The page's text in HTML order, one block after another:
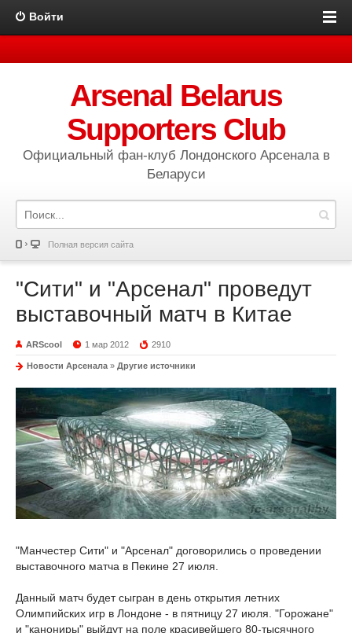
Войти
Arsenal Belarus
Supporters Club
Официальный фан-клуб Лондонского Арсенала в
Беларуси
Полная версия сайта
"Сити" и "Арсенал" проведут
выставочный матч в Китае
ARScool 1 мар 2012 2910
Новости Арсенала » Другие источники
"Манчестер Сити" и "Арсенал" договорились о проведении
выставочного матча в Пекине 27 июля.
Данный матч будет сыгран в день открытия летних
Олимпийских игр в Лондоне - в пятницу 27 июля. "Горожане"
и "канониры" выйдут на поле красивейшего 80-тысячного